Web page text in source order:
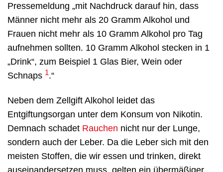
Pressemeldung „mit Nachdruck darauf hin, dass
Männer nicht mehr als 20 Gramm Alkohol und
Frauen nicht mehr als 10 Gramm Alkohol pro Tag
aufnehmen sollten. 10 Gramm Alkohol stecken in 1
„Drink“, zum Beispiel 1 Glas Bier, Wein oder
Schnaps 1.“
Neben dem Zellgift Alkohol leidet das
Entgiftungsorgan unter dem Konsum von Nikotin.
Demnach schadet Rauchen nicht nur der Lunge,
sondern auch der Leber. Da die Leber sich mit den
meisten Stoffen, die wir essen und trinken, direkt